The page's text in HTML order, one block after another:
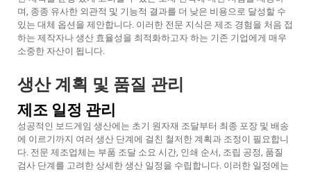
며, 종종 유사한 외관적 및 기능적 결과를 더 낮은 비용으로 달성할 수
있는 대체 옵션을 제안합니다. 이러한 전문 지식은 제조 경험을 처음 접
하는 제작자나 생산 효율성을 최적화하고자 하는 기존 기업에게 매우
소중한 자산이 됩니다.
생산 계획 및 품질 관리
제조 일정 관리
성공적인 보드게임 생산에는 초기 원자재 조달부터 최종 포장 및 배송
에 이르기까지 여러 생산 단계에 걸친 철저한 계획과 조정이 필요합니
다. 전문 제조업체는 부품 조달 소요 시간, 인쇄 순서, 조립 공정, 품질
검사 단계를 고려한 상세한 생산 일정을 수립합니다. 이러한 일정에는